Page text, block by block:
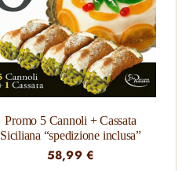
Promo 5 Cannoli + Cassata
Siciliana “spedizione inclusa”
58,99€